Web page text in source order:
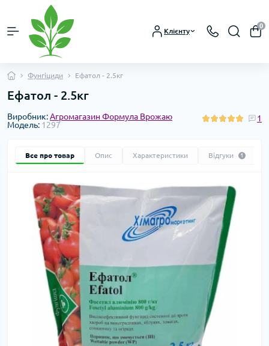
Клієнту
0
Фунгіциди Ефатол - 2.5кг
Ефатол - 2.5кг
Виробник:Агромагазин Формула Врожаю
Модель: 1297
1
Все про товар Опис Характеристики Відгуки 1